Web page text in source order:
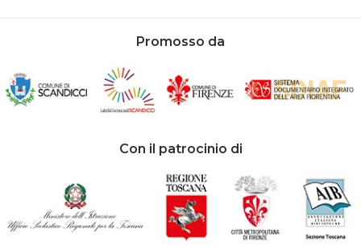
Promosso da
Con il patrocinio di